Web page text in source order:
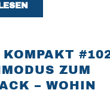
ZUM
– WOHIN